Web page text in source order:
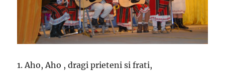
1. Aho, Aho , dragi prieteni si frati,